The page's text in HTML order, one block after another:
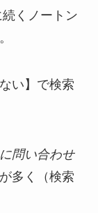
くノートン
い】で検索
問い合わせ
多く（検索